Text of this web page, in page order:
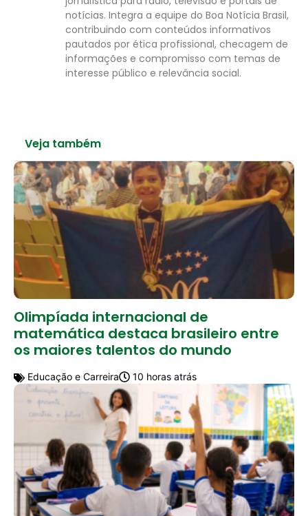
notícias. Integra a equipe do Boa Notícia Brasil,
contribuindo com conteúdos informativos
pautados por ética profissional, checagem de
informações e compromisso com temas de
interesse público e relevância social.
Veja também
Olimpíada internacional de
matemática destaca brasileiro entre
os maiores talentos do mundo
Educação e Carreira 10 horas atrás